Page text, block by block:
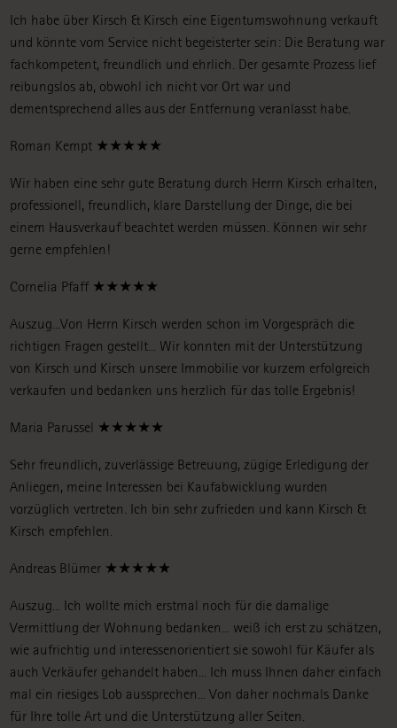
Ich habe über Kirsch & Kirsch eine Eigentumswohnung verkauft
und könnte vom Service nicht begeisterter sein: Die Beratung war
fachkompetent, freundlich und ehrlich. Der gesamte Prozess lief
reibungslos ab, obwohl ich nicht vor Ort war und
dementsprechend alles aus der Entfernung veranlasst habe.
Roman Kempt ★★★★★
Wir haben eine sehr gute Beratung durch Herrn Kirsch erhalten,
professionell, freundlich, klare Darstellung der Dinge, die bei
einem Hausverkauf beachtet werden müssen. Können wir sehr
gerne empfehlen!
Cornelia Pfaff ★★★★★
Auszug...Von Herrn Kirsch werden schon im Vorgespräch die
richtigen Fragen gestellt... Wir konnten mit der Unterstützung
von Kirsch und Kirsch unsere Immobilie vor kurzem erfolgreich
verkaufen und bedanken uns herzlich für das tolle Ergebnis!
Maria Parussel ★★★★★
Sehr freundlich, zuverlässige Betreuung, zügige Erledigung der
Anliegen, meine Interessen bei Kaufabwicklung wurden
vorzüglich vertreten. Ich bin sehr zufrieden und kann Kirsch &
Kirsch empfehlen.
Andreas Blümer ★★★★★
Auszug... Ich wollte mich erstmal noch für die damalige
Vermittlung der Wohnung bedanken... weiß ich erst zu schätzen,
wie aufrichtig und interessenorientiert sie sowohl für Käufer als
auch Verkäufer gehandelt haben... Ich muss Ihnen daher einfach
mal ein riesiges Lob aussprechen... Von daher nochmals Danke
für Ihre tolle Art und die Unterstützung aller Seiten.